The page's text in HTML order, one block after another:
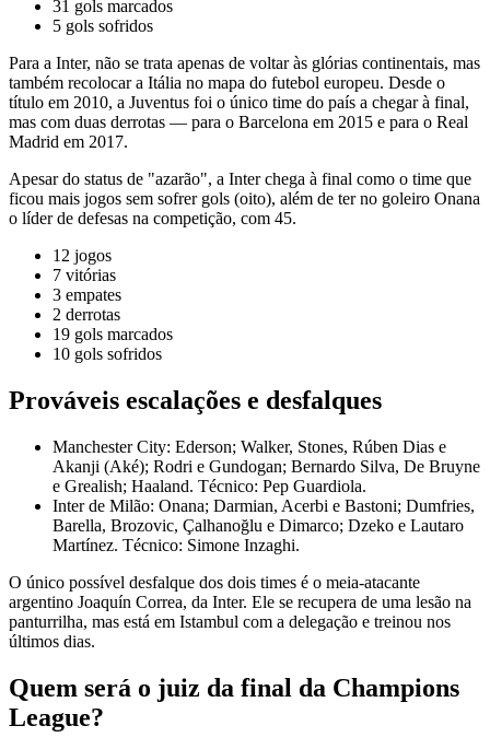
31 gols marcados
5 gols sofridos
Para a Inter, não se trata apenas de voltar às glórias continentais, mas
também recolocar a Itália no mapa do futebol europeu. Desde o
título em 2010, a Juventus foi o único time do país a chegar à final,
mas com duas derrotas — para o Barcelona em 2015 e para o Real
Madrid em 2017.
Apesar do status de "azarão", a Inter chega à final como o time que
ficou mais jogos sem sofrer gols (oito), além de ter no goleiro Onana
o líder de defesas na competição, com 45.
12 jogos
7 vitórias
3 empates
2 derrotas
19 gols marcados
10 gols sofridos
Prováveis escalações e desfalques
Manchester City: Ederson; Walker, Stones, Rúben Dias e
Akanji (Aké); Rodri e Gundogan; Bernardo Silva, De Bruyne
e Grealish; Haaland. Técnico: Pep Guardiola.
Inter de Milão: Onana; Darmian, Acerbi e Bastoni; Dumfries,
Barella, Brozovic, Çalhanoğlu e Dimarco; Dzeko e Lautaro
Martínez. Técnico: Simone Inzaghi.
O único possível desfalque dos dois times é o meia-atacante
argentino Joaquín Correa, da Inter. Ele se recupera de uma lesão na
panturrilha, mas está em Istambul com a delegação e treinou nos
últimos dias.
Quem será o juiz da final da Champions
League?